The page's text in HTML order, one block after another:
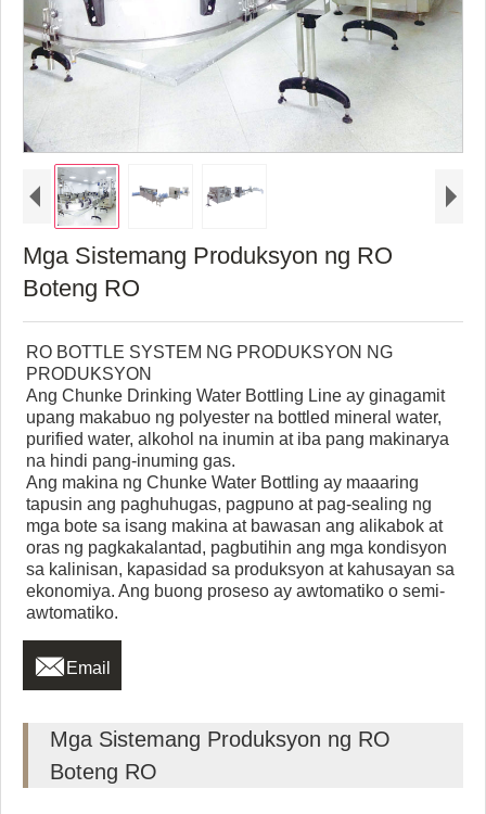
Mga Sistemang Produksyon ng RO
Boteng RO
RO BOTTLE SYSTEM NG PRODUKSYON NG
PRODUKSYON
Ang Chunke Drinking Water Bottling Line ay ginagamit
upang makabuo ng polyester na bottled mineral water,
purified water, alkohol na inumin at iba pang makinarya
na hindi pang-inuming gas.
Ang makina ng Chunke Water Bottling ay maaaring
tapusin ang paghuhugas, pagpuno at pag-sealing ng
mga bote sa isang makina at bawasan ang alikabok at
oras ng pagkakalantad, pagbutihin ang mga kondisyon
sa kalinisan, kapasidad sa produksyon at kahusayan sa
ekonomiya. Ang buong proseso ay awtomatiko o semi-
awtomatiko.
 Email
Mga Sistemang Produksyon ng RO
Boteng RO